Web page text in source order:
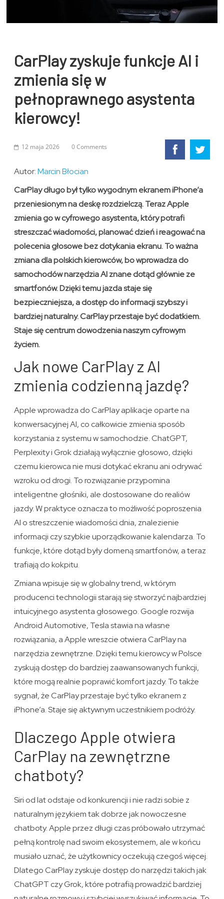
CarPlay zyskuje funkcje AI i
zmienia się w
pełnoprawnego asystenta
kierowcy!
12 maja 2026 0 Comments
Autor:Marcin Błocian
CarPlay długo był tylko wygodnym ekranem iPhone’a
przeniesionym na deskę rozdzielczą. Teraz Apple
zmienia go w cyfrowego asystenta, który potrafi
streszczać wiadomości, planować dzień i reagować na
polecenia głosowe bez dotykania ekranu. To ważna
zmiana dla polskich kierowców, bo wprowadza do
samochodów narzędzia AI znane dotąd głównie ze
smartfonów. Dzięki temu jazda staje się
bezpieczniejsza, a dostęp do informacji szybszy i
bardziej naturalny. CarPlay przestaje być dodatkiem.
Staje się centrum dowodzenia naszym cyfrowym
życiem.
Jak nowe CarPlay z AI
zmienia codzienną jazdę?
Apple wprowadza do CarPlay aplikacje oparte na
konwersacyjnej AI, co całkowicie zmienia sposób
korzystania z systemu w samochodzie. ChatGPT,
Perplexity i Grok działają wyłącznie głosowo, dzięki
czemu kierowca nie musi dotykać ekranu ani odrywać
wzroku od drogi. To rozwiązanie przypomina
inteligentne głośniki, ale dostosowane do realiów
jazdy. W praktyce oznacza to możliwość poproszenia
AI o streszczenie wiadomości dnia, znalezienie
informacji czy szybkie uporządkowanie kalendarza. To
funkcje, które dotąd były domeną smartfonów, a teraz
trafiają do kokpitu.
Zmiana wpisuje się w globalny trend, w którym
producenci technologii starają się stworzyć najbardziej
intuicyjnego asystenta głosowego. Google rozwija
Android Automotive, Tesla stawia na własne
rozwiązania, a Apple wreszcie otwiera CarPlay na
narzędzia zewnętrzne. Dzięki temu kierowcy w Polsce
zyskują dostęp do bardziej zaawansowanych funkcji,
które mogą realnie poprawić komfort jazdy. To także
sygnał, że CarPlay przestaje być tylko ekranem z
iPhone’a. Staje się aktywnym uczestnikiem podróży.
Dlaczego Apple otwiera
CarPlay na zewnętrzne
chatboty?
Siri od lat odstaje od konkurencji i nie radzi sobie z
naturalnym językiem tak dobrze jak nowoczesne
chatboty. Apple przez długi czas próbowało utrzymać
pełną kontrolę nad swoim ekosystemem, ale w końcu
musiało uznać, że użytkownicy oczekują czegoś więcej.
Dlatego CarPlay zyskuje dostęp do narzędzi takich jak
ChatGPT czy Grok, które potrafią prowadzić bardziej